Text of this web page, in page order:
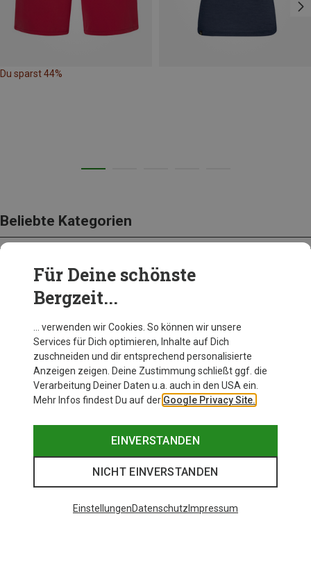
Du sparst 44%
Beliebte Kategorien
BEKLEIDUNG
Für Deine schönste
Bergzeit...
… verwenden wir Cookies. So können wir unsere
Services für Dich optimieren, Inhalte auf Dich
zuschneiden und dir entsprechend personalisierte
Anzeigen zeigen. Deine Zustimmung schließt ggf. die
Verarbeitung Deiner Daten u.a. auch in den USA ein.
Mehr Infos findest Du auf der Google Privacy Site.
EINVERSTANDEN
NICHT EINVERSTANDEN
EinstellungenDatenschutz Impressum